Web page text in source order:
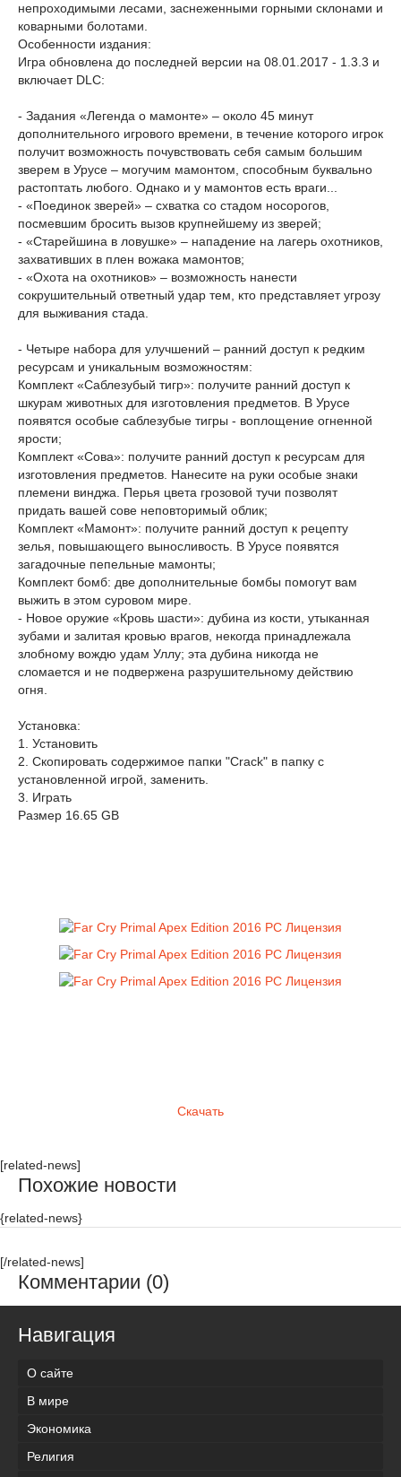
непроходимыми лесами, заснеженными горными склонами и
коварными болотами.
Особенности издания:
Игра обновлена до последней версии на 08.01.2017 - 1.3.3 и
включает DLC:
- Задания «Легенда о мамонте» – около 45 минут
дополнительного игрового времени, в течение которого игрок
получит возможность почувствовать себя самым большим
зверем в Урусе – могучим мамонтом, способным буквально
растоптать любого. Однако и у мамонтов есть враги...
- «Поединок зверей» – схватка со стадом носорогов,
посмевшим бросить вызов крупнейшему из зверей;
- «Старейшина в ловушке» – нападение на лагерь охотников,
захвативших в плен вожака мамонтов;
- «Охота на охотников» – возможность нанести
сокрушительный ответный удар тем, кто представляет угрозу
для выживания стада.
- Четыре набора для улучшений – ранний доступ к редким
ресурсам и уникальным возможностям:
Комплект «Саблезубый тигр»: получите ранний доступ к
шкурам животных для изготовления предметов. В Урусе
появятся особые саблезубые тигры - воплощение огненной
ярости;
Комплект «Сова»: получите ранний доступ к ресурсам для
изготовления предметов. Нанесите на руки особые знаки
племени винджа. Перья цвета грозовой тучи позволят
придать вашей сове неповторимый облик;
Комплект «Мамонт»: получите ранний доступ к рецепту
зелья, повышающего выносливость. В Урусе появятся
загадочные пепельные мамонты;
Комплект бомб: две дополнительные бомбы помогут вам
выжить в этом суровом мире.
- Новое оружие «Кровь шасти»: дубина из кости, утыканная
зубами и залитая кровью врагов, некогда принадлежала
злобному вождю удам Уллу; эта дубина никогда не
сломается и не подвержена разрушительному действию
огня.
Установка:
1. Установить
2. Скопировать содержимое папки "Crack" в папку с
установленной игрой, заменить.
3. Играть
Размер 16.65 GB
Скачать
[related-news]
Похожие новости
{related-news}
[/related-news]
Комментарии (0)
Навигация
О сайте
В мире
Экономика
Религия